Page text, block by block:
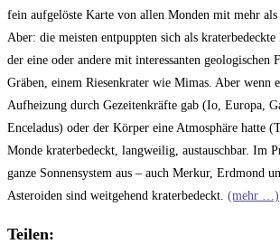
fein aufgelöste Karte von allen Monden mit mehr als
Aber: die meisten entpuppten sich als
der eine oder andere mit interessanten geologischen
Gräben, einem Riesenkrater wie Mimas. Aber wenn
Aufheizung durch Gezeitenkräfte gab (Io, Europa,
Enceladus) oder der Körper eine Atmosphäre hatte
Monde kraterbedeckt, langweilig, austauschbar. Im
ganze Sonnensystem aus – auch Merkur, Erdmond
Asteroiden sind weitgehend kraterbedeckt. (mehr …)
Teilen: